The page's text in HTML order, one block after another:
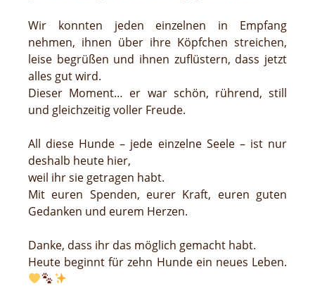
Wir konnten jeden einzelnen in Empfang
nehmen, ihnen über ihre Köpfchen streichen,
leise begrüßen und ihnen zuflüstern, dass jetzt
alles gut wird.
Dieser Moment… er war schön, rührend, still
und gleichzeitig voller Freude.
All diese Hunde – jede einzelne Seele – ist nur
deshalb heute hier,
weil ihr sie getragen habt.
Mit euren Spenden, eurer Kraft, euren guten
Gedanken und eurem Herzen.
Danke, dass ihr das möglich gemacht habt.
Heute beginnt für zehn Hunde ein neues Leben.